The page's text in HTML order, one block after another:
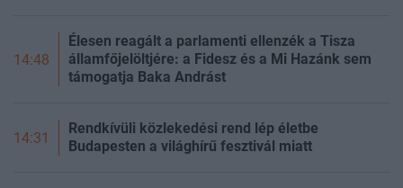
14:48
Élesen reagált a parlamenti ellenzék a Tisza
államfőjelöltjére: a Fidesz és a Mi Hazánk sem
támogatja Baka Andrást
14:31
Rendkívüli közlekedési rend lép életbe
Budapesten a világhírű fesztivál miatt